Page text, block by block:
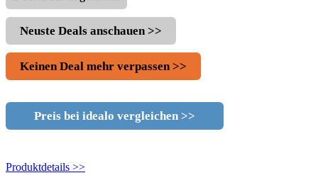
Neuste Deals anschauen >>
Keinen Deal mehr verpassen >>
Preis bei idealo vergleichen >>
Produktdetails >>